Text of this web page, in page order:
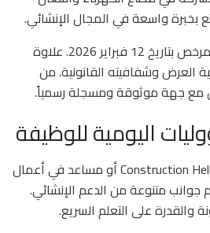
بخبرة واسعة في المجال الإنشائي.
نشر الإعلان عبر طرف ثالث مرخص بتاريخ 12 فبراير 2026. علاوة
العرض وشفافيته القانونية. من
مع جهة موثوقة ومسجلة رسمياً.
اليومية للوظيفة
يحمل المنصب مسمى Construction Helper أو مساعد في أعمال
جوانب متنوعة من الدعم الإنشائي.
والقدرة على التعلم السريع.